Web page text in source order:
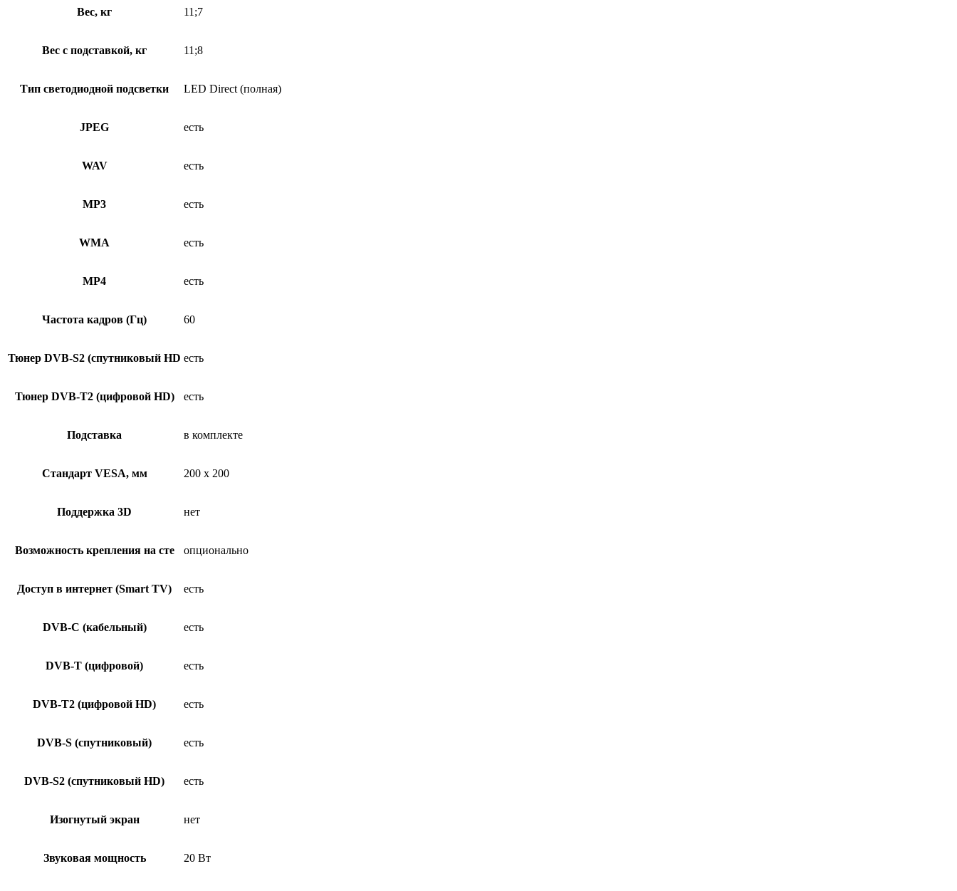
Вес, кг 11;7
Вес с подставкой, кг 11;8
Тип светодиодной подсветки LED Direct (полная)
JPEG есть
WAV есть
MP3 есть
WMA есть
MP4 есть
Частота кадров (Гц) 60
Тюнер DVB-S2 (спутниковый HD есть
Тюнер DVB-T2 (цифровой HD) есть
Подставка в комплекте
Стандарт VESA, мм 200 x 200
Поддержка 3D нет
Возможность крепления на сте опционально
Доступ в интернет (Smart TV) есть
DVB-C (кабельный) есть
DVB-T (цифровой) есть
DVB-T2 (цифровой HD) есть
DVB-S (спутниковый) есть
DVB-S2 (спутниковый HD) есть
Изогнутый экран нет
Звуковая мощность 20 Вт